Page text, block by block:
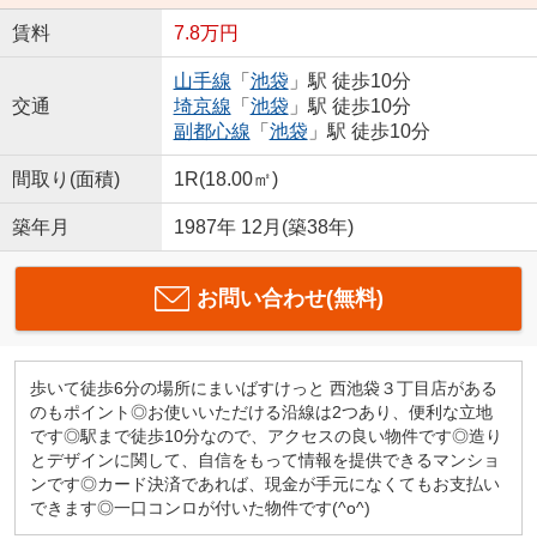
賃料 7.8万円
交通
山手線 「 池袋 」駅 徒歩10分
埼京線 「 池袋 」駅 徒歩10分
副都心線 「 池袋 」駅 徒歩10分
間取り(面積) 1R(18.00㎡)
築年月 1987年 12月(築38年)
お問い合わせ(無料)
歩いて徒歩6分の場所にまいばすけっと 西池袋３丁目店がある
のもポイント◎お使いいただける沿線は2つあり、便利な立地
です◎駅まで徒歩10分なので、アクセスの良い物件です◎造り
とデザインに関して、自信をもって情報を提供できるマンショ
ンです◎カード決済であれば、現金が手元になくてもお支払い
できます◎一口コンロが付いた物件です(^o^)